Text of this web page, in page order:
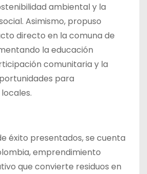
ambiental y la
Asimismo, propuso
directo en la comuna de
la educación
comunitaria y la
para
éxito presentados, se cuenta
emprendimiento
que convierte residuos en